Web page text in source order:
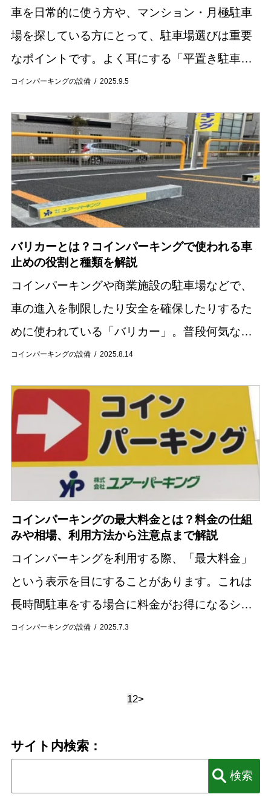
コインパーキングの設備 2025.9.5
車を日常的に使う方や、マンション・月極駐車
場を探している方にとって、駐車場選びは重要
なポイントです。よく耳にする「平置き駐車
場」とは、車を地面に直接停めるシンプルな駐
昇降装置を使...
コインパーキングの設備 2025.8.14
バリカーとは？コインパーキングで使われる車
止めの役割と種類を解説
コインパーキングや商業施設の駐車場などで、
車の進入を制限したり安全を確保したりするた
めに使われている「バリカー」。普段何気なく
目にする設備ですが、その役割や種類を詳しく
事ではバ...
コインパーキングの設備 2025.7.3
コインパーキングの最大料金とは？料金の仕組
みや相場、利用方法から注意点まで解説
コインパーキングを利用する際、「最大料金」
という表示を目にすることがあります。これは
長時間駐車をする場合に料金がお得になるシス
テムですが、その仕組みや適用条件は駐車場に
12>
サイト内検索：